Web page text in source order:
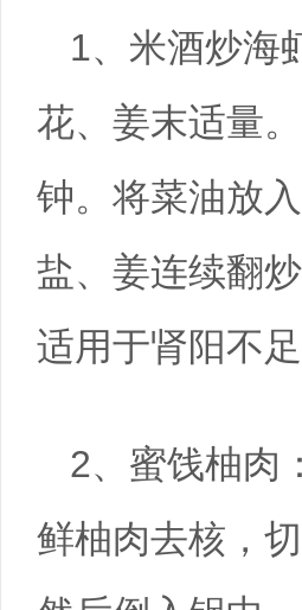
1、米酒炒海
花、姜末适量
钟。将菜油放
盐、姜连续翻
适用于肾阳不
2、蜜饯柚肉
鲜柚肉去核，